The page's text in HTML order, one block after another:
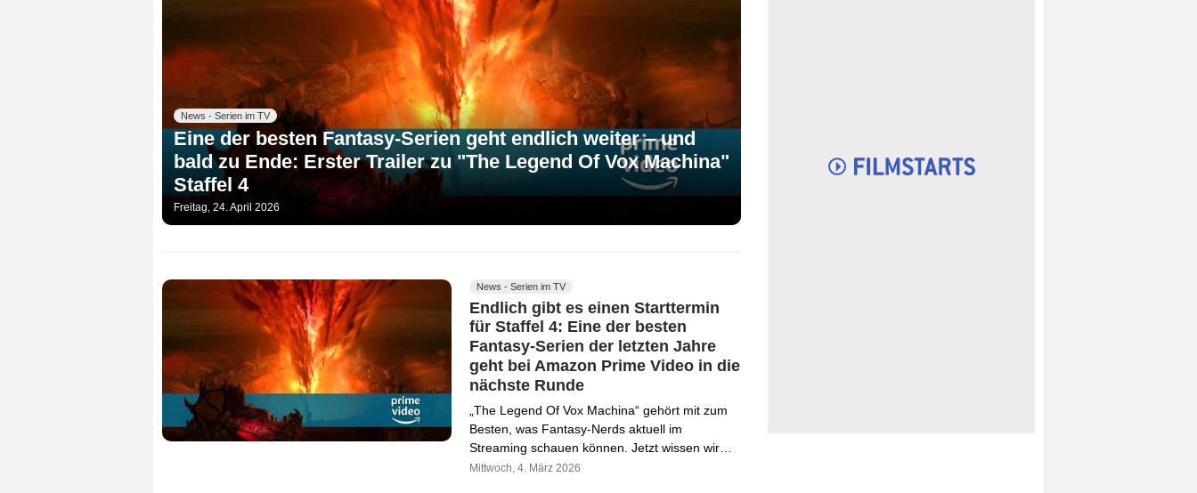
News - Serien im TV
Eine der besten Fantasy-Serien geht endlich weiter – und
bald zu Ende: Erster Trailer zu "The Legend Of Vox Machina"
Staffel 4
Freitag, 24. April 2026
News - Serien im TV
Endlich gibt es einen Starttermin
für Staffel 4: Eine der besten
Fantasy-Serien der letzten Jahre
geht bei Amazon Prime Video in die
nächste Runde
„The Legend Of Vox Machina“ gehört mit zum
Besten, was Fantasy-Nerds aktuell im
Streaming schauen können. Jetzt wissen wir…
Mittwoch, 4. März 2026